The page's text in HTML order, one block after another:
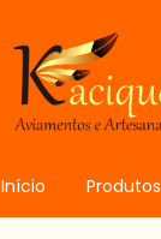
Início Produtos